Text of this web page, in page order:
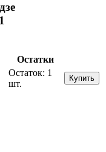
Остатки
Остаток: 1
шт.
Купить